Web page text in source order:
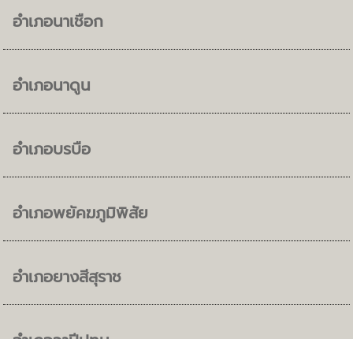
อำเภอนาเชือก
อำเภอนาดูน
อำเภอบรบือ
อำเภอพยัคฆภูมิพิสัย
อำเภอยางสีสุราช